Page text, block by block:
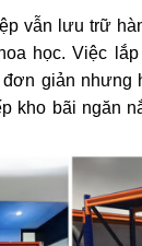
vẫn lưu trữ
học. Việc
đơn giản nhưng
kho bãi ngăn